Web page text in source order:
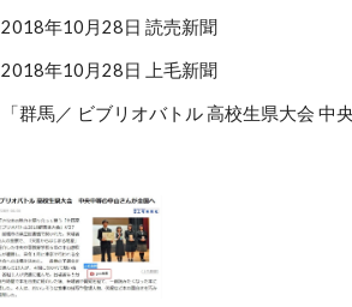
2018年10月28日 読売新聞
2018年10月28日 上毛新聞
「群馬／ ビブリオバトル 高校生県大会 中